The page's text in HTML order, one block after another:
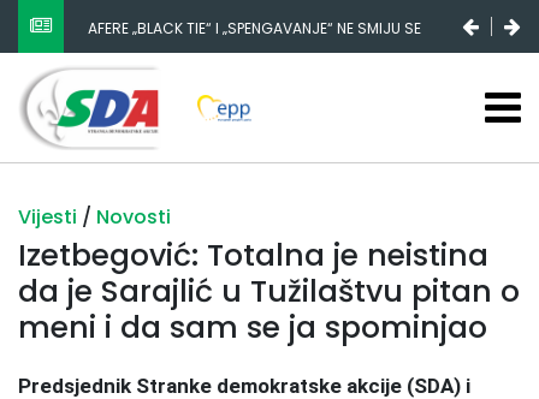
AFERE „BLACK TIE“ I „SPENGAVANJE“ NE SMIJU SE
ZATAŠKATI
Vijesti / Novosti
Izetbegović: Totalna je neistina
da je Sarajlić u Tužilaštvu pitan o
meni i da sam se ja spominjao
Predsjednik Stranke demokratske akcije (SDA) i